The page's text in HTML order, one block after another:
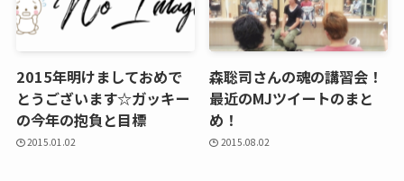
2015年明けましておめで
とうございます☆ガッキー
の今年の抱負と目標
2015.01.02
森聡司さんの魂の講習会！
最近のMJツイートのまと
め！
2015.08.02